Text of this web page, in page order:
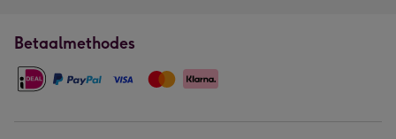
Betaalmethodes